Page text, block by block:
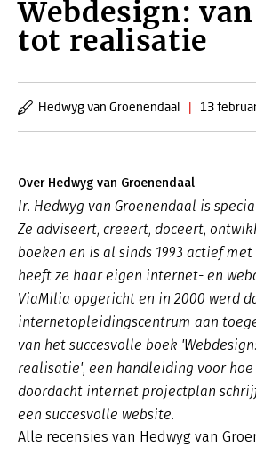
Webdesign:
tot realisatie
Hedwyg van Groenendaal | 13
Over Hedwyg van Groenendaal
Ir. Hedwyg van Groenendaal is
Ze adviseert, creëert, doceert,
boeken en is al sinds 1993 actief
heeft ze haar eigen internet- en
ViaMilia opgericht en in 2000 werd
internetopleidingscentrum aan
van het succesvolle boek
realisatie', een handleiding voor
doordacht internet projectplan
een succesvolle website.
Alle recensies van Hedwyg van